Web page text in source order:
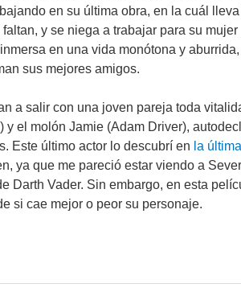
en su última obra, en la cuál
y se niega a trabajar para su
en una vida monótona y
sus mejores amigos.
a salir con una joven pareja toda
y el molón Jamie (Adam Driver),
Este último actor lo descubrí en la
ya que me pareció estar viendo a
Darth Vader. Sin embargo, en esta
si cae mejor o peor su personaje.